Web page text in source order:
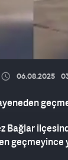
06.08.2025
Bağlar
geçmeyince